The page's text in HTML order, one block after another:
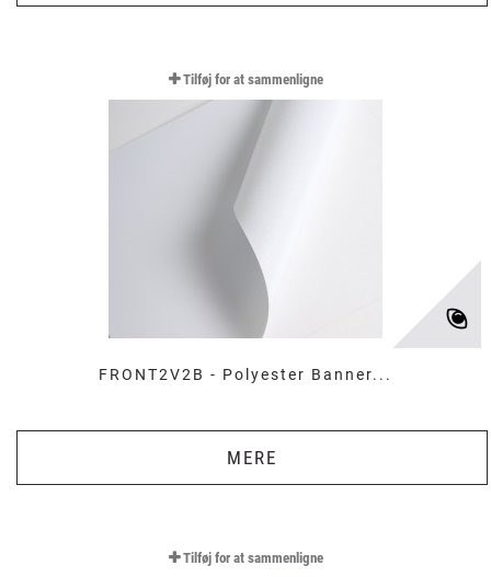
FRONT2V2B - Polyester Banner...
MERE
Tilføj for at sammenligne
Tilføj for at sammenligne